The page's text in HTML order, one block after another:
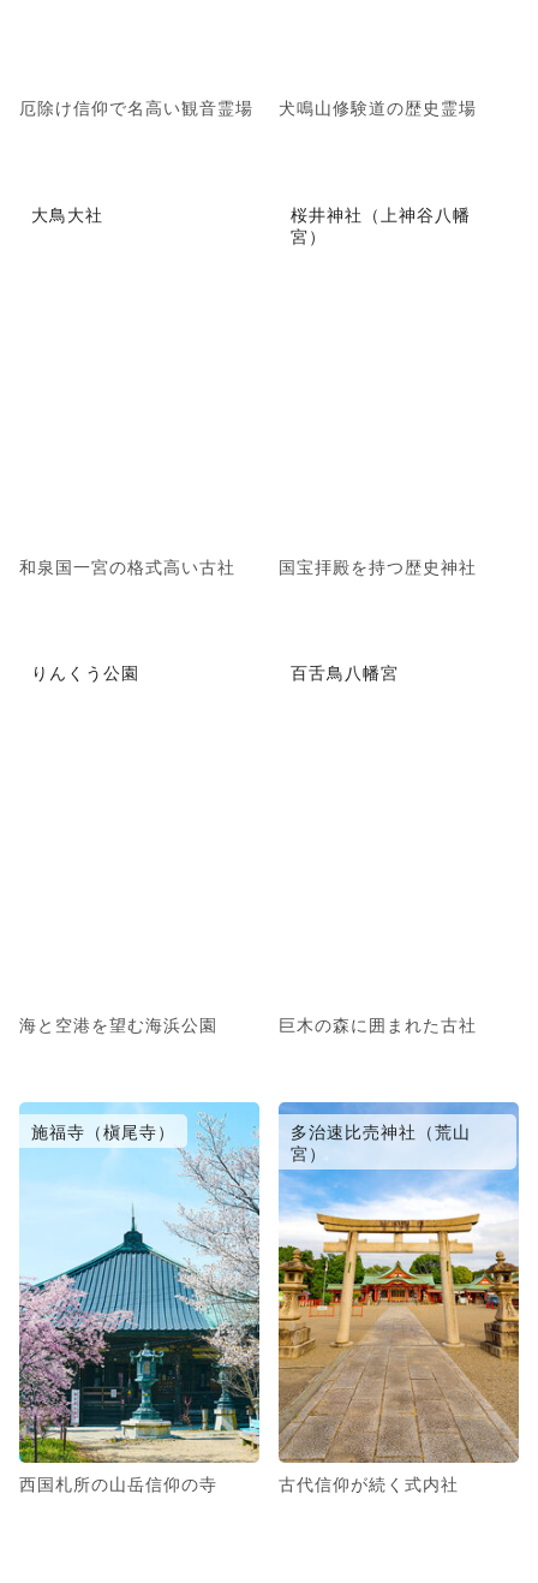
厄除け信仰で名高い観音霊場 犬鳴山修験道の歴史霊場
大鳥大社
和泉国一宮の格式高い古社
桜井神社（上神谷八幡
宮）
国宝拝殿を持つ歴史神社
りんくう公園
海と空港を望む海浜公園
百舌鳥八幡宮
巨木の森に囲まれた古社
施福寺（槇尾寺）
西国札所の山岳信仰の寺
多治速比売神社（荒山
宮）
古代信仰が続く式内社